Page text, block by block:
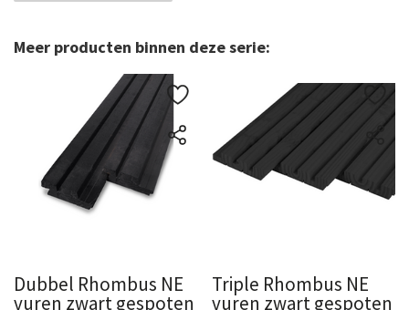
Meer producten binnen deze serie:
Dubbel Rhombus NE
vuren zwart gespoten
Triple Rhombus NE
vuren zwart gespoten